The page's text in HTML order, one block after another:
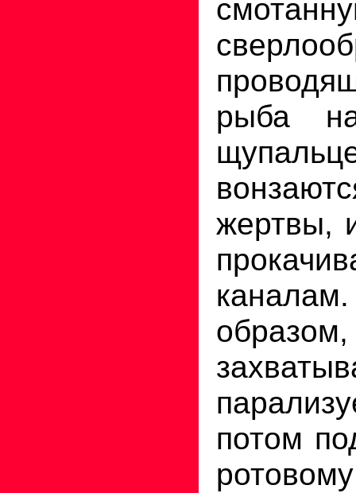
рыба
жертвы,
потом